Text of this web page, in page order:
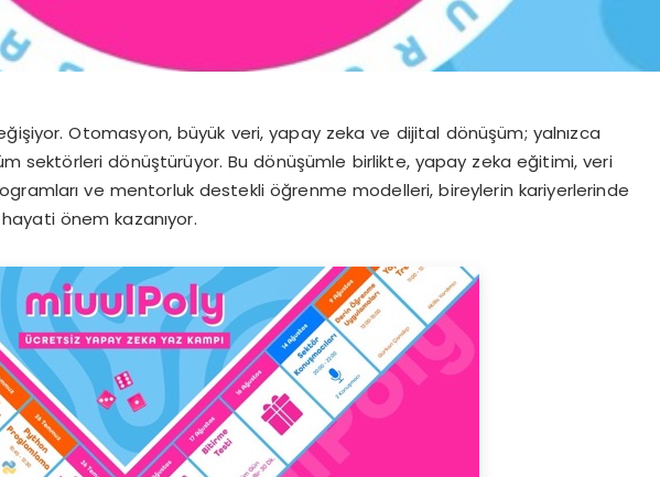
değişiyor. Otomasyon, büyük veri, yapay zeka ve dijital dönüşüm; yalnızca
sektörleri dönüştürüyor. Bu dönüşümle birlikte, yapay zeka eğitimi, veri
ve mentorluk destekli öğrenme modelleri, bireylerin kariyerlerinde
önem kazanıyor.